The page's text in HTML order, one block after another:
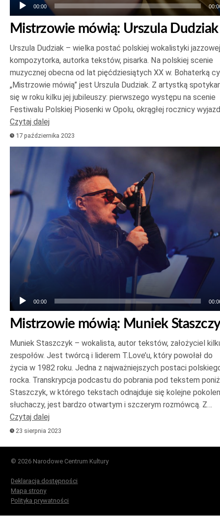
00:00
Mistrzowie mówią: Urszula Dudziak
Urszula Dudziak – wielka postać polskiej wokalistyki
kompozytorka, autorka tekstów, pisarka. Na polskiej scenie
muzycznej obecna od lat pięćdziesiątych XX w. Bohaterką
„Mistrzowie mówią” jest Urszula Dudziak. Z artystką
się w roku kilku jej jubileuszy: pierwszego występu na scenie
Festiwalu Polskiej Piosenki w Opolu, okrągłej rocznicy
Czytaj dalej
17 października 2023
plików
dźwiękowych
00:00
Mistrzowie mówią: Muniek
Muniek Staszczyk – wokalista, autor tekstów, założyciel
zespołów. Jest twórcą i liderem T.Love’u, który powołał do
życia w 1982 roku. Jedna z najważniejszych postaci
rocka. Transkrypcja podcastu do pobrania pod tekstem
Staszczyk, w którego tekstach odnajduje się kolejne
słuchaczy, jest bardzo otwartym i szczerym rozmówcą. Z…
Czytaj dalej
23 sierpnia 2023
© 2026 Narodowe Centrum Kultury
Deklaracja dostępności
Mapa strony
Polityka prywatności